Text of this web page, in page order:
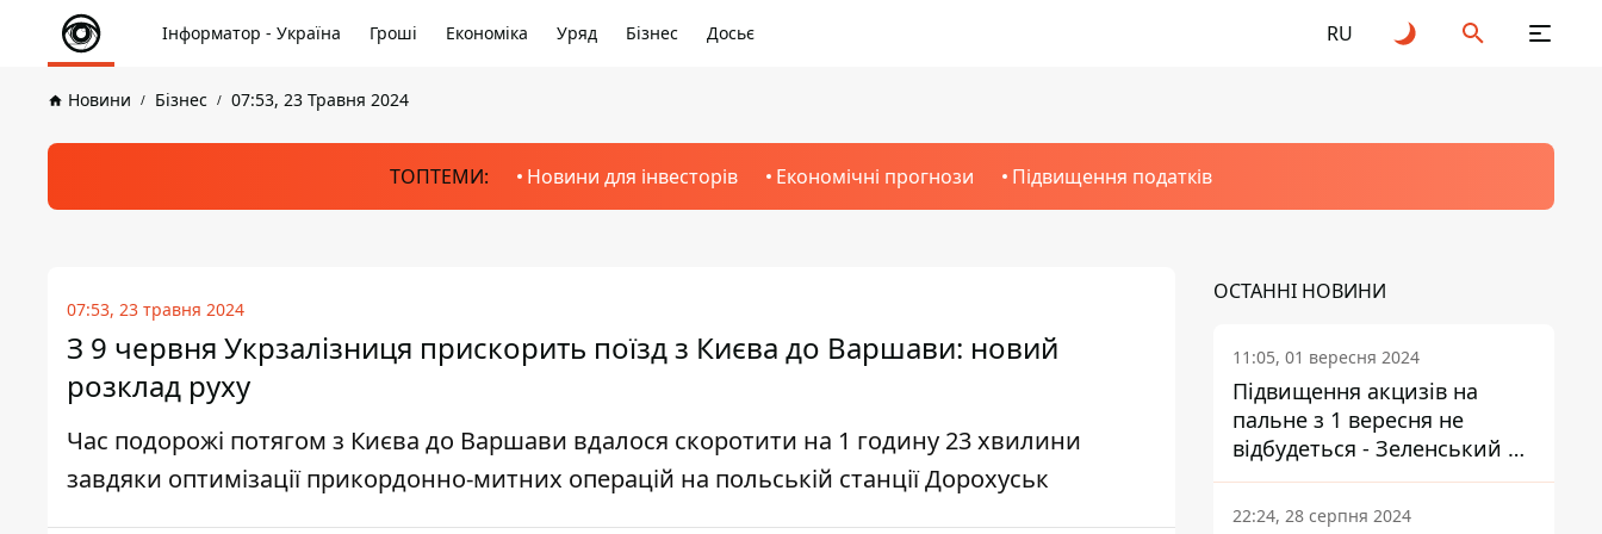
Інформатор - Україна Гроші Економіка Уряд Бізнес Досьє RU
Новини Бізнес 07:53, 23 Травня 2024
ТОПТЕМИ: Новини для інвесторів Економічні прогнози Підвищення податків
07:53, 23 травня 2024
З 9 червня Укрзалізниця прискорить поїзд з Києва до Варшави: новий
розклад руху
Час подорожі потягом з Києва до Варшави вдалося скоротити на 1 годину 23 хвилини
завдяки оптимізації прикордонно-митних операцій на польській станції Дорохуськ
ОСТАННІ НОВИНИ
11:05, 01 вересня 2024
Підвищення акцизів на
пальне з 1 вересня не
відбудеться - Зеленський не
підписав закон
22:24, 28 серпня 2024